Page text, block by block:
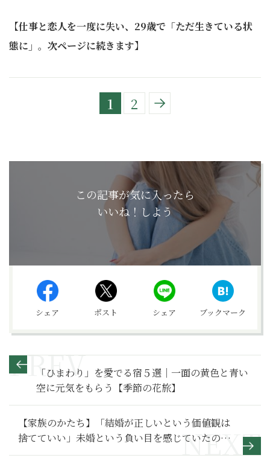
【仕事と恋人を一度に失い、29歳で「ただ生きている状
態に」。次ページに続きます】
1 2
この記事が気に入ったら
いいね！しよう
シェア ポスト シェア ブックマーク
「ひまわり」を愛でる宿５選｜一面の黄色と青い
空に元気をもらう【季節の花旅】
【家族のかたち】「結婚が正しいという価値観は
捨てていい」未婚という負い目を感じていたのは
親ではなく私だった～その２～